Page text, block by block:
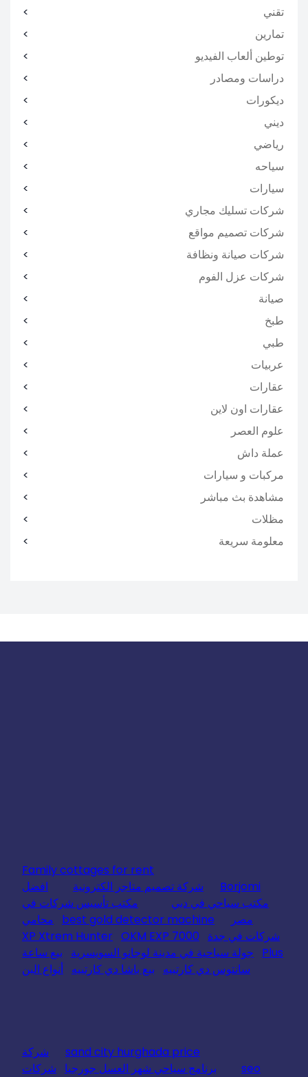
تقني
تمارين
توطين ألعاب الفيديو
دراسات ومصادر
ديكورات
ديني
رياضي
سياحه
سيارات
شركات تسليك مجاري
شركات تصميم مواقع
شركات صيانة ونظافة
شركات عزل الفوم
صيانة
طبخ
طبي
عربيات
عقارات
عقارات اون لاين
علوم العصر
عملة داش
مركبات و سيارات
مشاهدة بث مباشر
مظلات
معلومة سريعة
Family cottages for rent
Borjomi
شركة تصميم متاجر الكترونية
افضل
مكتب سياحي في دبي
مكتب تأسيس شركات في
مصر
best gold detector machine
محامي
شركات في جدة
XP Xtrem Hunter OKM EXP 7000
Plus
جولة سياحية في مدينة لوجانو السويسرية
بيع ساعة
سانتوس دي كارتييه
بيع باشا دي كارتييه أنواع البن
sand city hurghada price
شركة
seo
برنامج سياحي شهر العسل جورجيا شركات